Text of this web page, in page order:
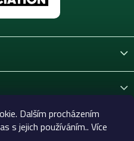
Dalším procházením
s jejich používáním.. Více